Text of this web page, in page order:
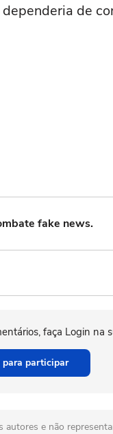
de
fake news.
faça Login na
para participar
e não